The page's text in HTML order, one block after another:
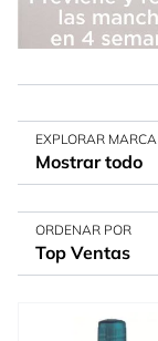
EXPLORAR MARCA
Mostrar todo
ORDENAR POR
Top Ventas